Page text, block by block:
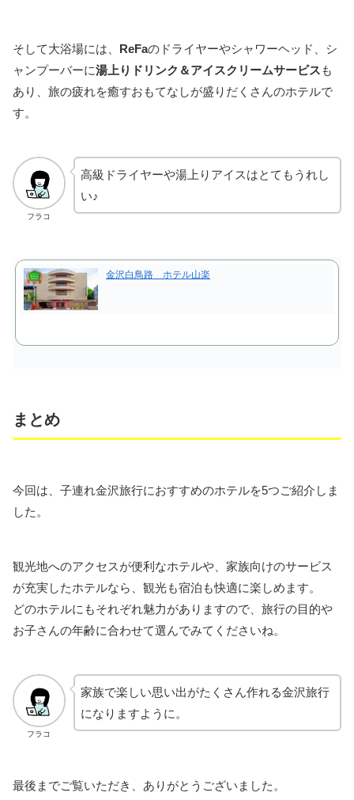
そして大浴場には、 ReFaのドライヤーやシャワーヘッド、シ
ャンプーバーに湯上りドリンク＆アイスクリームサービス も
あり、旅の疲れを癒すおもてなしが盛りだくさんのホテルで
す。
フラコ
高級ドライヤーや湯上りアイスはとてもうれし
い♪
金沢白鳥路 ホテル山楽
まとめ
今回は、子連れ金沢旅行におすすめのホテルを5つご紹介しま
した。
観光地へのアクセスが便利なホテルや、家族向けのサービス
が充実したホテルなら、観光も宿泊も快適に楽しめます。
どのホテルにもそれぞれ魅力がありますので、旅行の目的や
お子さんの年齢に合わせて選んでみてくださいね。
フラコ
家族で楽しい思い出がたくさん作れる金沢旅行
になりますように。
最後までご覧いただき、ありがとうございました。